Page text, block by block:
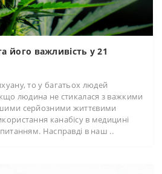
його важливість у 21
то у багатьох людей
людина не стикалася з важкими
серйозними життєвими
канабісу в медицині
Насправді в наш ..